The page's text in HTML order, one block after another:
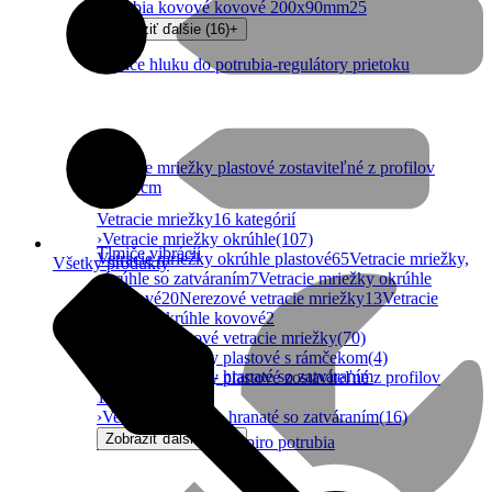
Tlmiče hluku do potrubia-regulátory prietoku
Tlmiče vibrácií
Vetracie mriežky do spiro potrubia
Vetracie mriežky plastové zostaviteľné z profilov
10x10cm
Vetracie mriežky- hranaté so zatváraním
potrubia kovové kovové 200x90mm25
Zobraziť ďalšie (16)+
Vetracie mriežky16 kategórií
›Vetracie mriežky okrúhle(107)
Vetracie mriežky okrúhle plastové65Vetracie mriežky,
okrúhle so zatváraním7Vetracie mriežky okrúhle
hliníkové20Nerezové vetracie mriežky13Vetracie
mriežky okrúhle kovové2
Hranaté plastové vetracie mriežky(70)
Vetracie mriežky plastové s rámčekom(4)
Vetracie mriežky plastové zostaviteľné z profilov
10x10cm
›Vetracie mriežky- hranaté so zatváraním(16)
Zobraziť ďalšie (11)
Všetky produkty